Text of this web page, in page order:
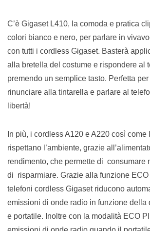
C’è Gigaset L410, la comoda e pratica
colori bianco e nero, per parlare in
con tutti i cordless Gigaset. Basterà
alla bretella del costume e rispondere al
premendo un semplice tasto. Perfetta
rinunciare alla tintarella e parlare al
libertà!
In più, i cordless A120 e A220 così come
rispettano l’ambiente, grazie
rendimento, che permette di consumare
di risparmiare. Grazie alla funzione ECO
telefoni cordless Gigaset riducono
emissioni di onde radio in funzione della
e portatile. Inoltre con la modalità ECO